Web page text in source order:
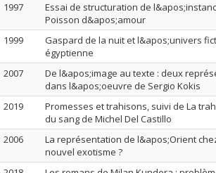
1997
Essai de structuration de
Poisson d&apos;amour
1999
Gaspard de la nuit et l&apos;univers
égyptienne
2007
De l&apos;image au texte : deux
dans l&apos;oeuvre de Sergio Kokis
2019
Promesses et trahisons, suivi de La
du sang de Michel Del Castillo
2006
La représentation de l&apos;Orient
nouvel exotisme ?